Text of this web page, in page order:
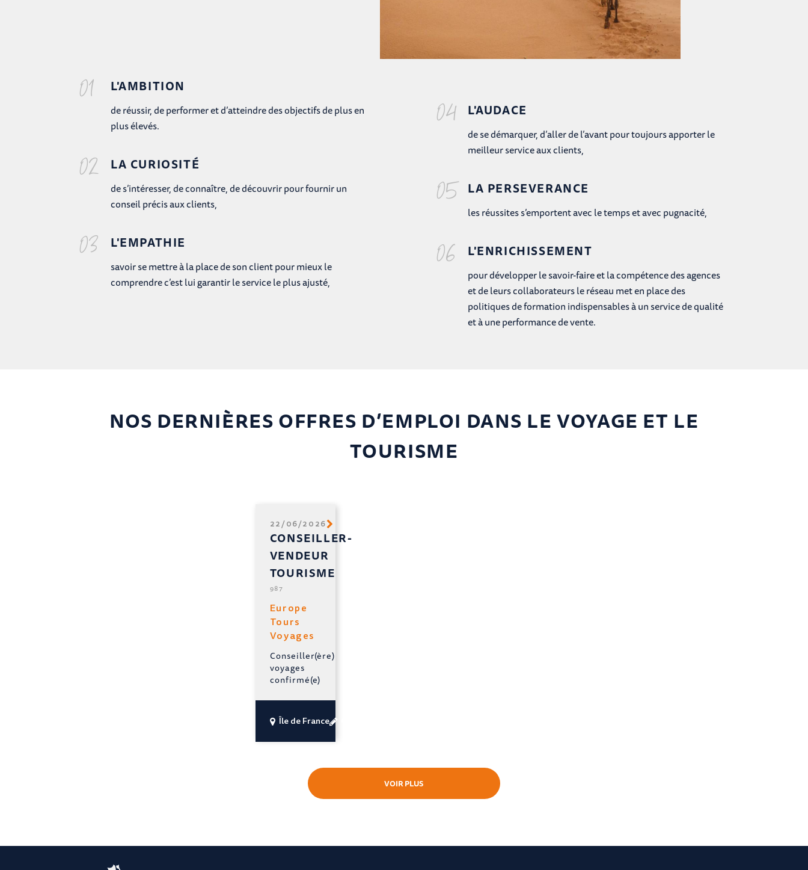
01 L'AMBITION
de réussir, de performer et d’atteindre des objectifs de plus en
plus élevés.
02 LA CURIOSITÉ
de s’intéresser, de connaître, de découvrir pour fournir un
conseil précis aux clients,
03 L'EMPATHIE
savoir se mettre à la place de son client pour mieux le
comprendre c’est lui garantir le service le plus ajusté,
04 L'AUDACE
de se démarquer, d’aller de l’avant pour toujours apporter le
meilleur service aux clients,
05 LA PERSEVERANCE
les réussites s’emportent avec le temps et avec pugnacité,
06 L'ENRICHISSEMENT
pour développer le savoir-faire et la compétence des agences
et de leurs collaborateurs le réseau met en place des
politiques de formation indispensables à un service de qualité
et à une performance de vente.
NOS DERNIÈRES OFFRES D’EMPLOI DANS LE VOYAGE ET LE
TOURISME
22/06/2026
CONSEILLER-
VENDEUR
TOURISME
987
Europe
Tours
Voyages
Conseiller(ère)
voyages
confirmé(e)
Île de France
VOIR PLUS